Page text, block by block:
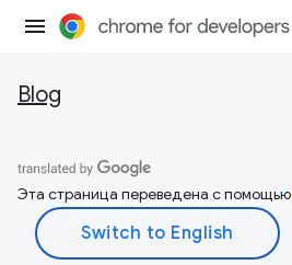
Blog
Эта страница переведена с помощью